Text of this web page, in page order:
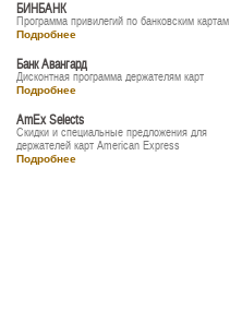
БИНБАНК
Программа привилегий по банковским картам
Подробнее
Банк Авангард
Дисконтная программа держателям карт
Подробнее
AmEx Selects
Скидки и специальные предложения для
держателей карт American Express
Подробнее